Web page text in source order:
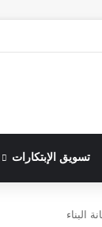
تسويق الإبتكارات
البناء